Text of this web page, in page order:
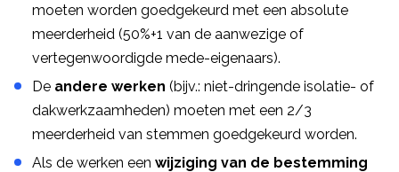
moeten worden goedgekeurd met een absolute
meerderheid (50%+1 van de aanwezige of
vertegenwoordigde mede-eigenaars).
De andere werken (bijv.: niet-dringende isolatie- of
dakwerkzaamheden) moeten met een 2/3
meerderheid van stemmen goedgekeurd worden.
Als de werken een wijziging van de bestemming